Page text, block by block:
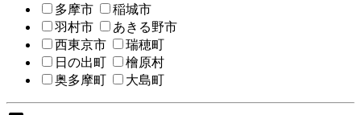
多摩市
稲城市
羽村市
あきる野市
西東京市
瑞穂町
日の出町
檜原村
奥多摩町
大島町